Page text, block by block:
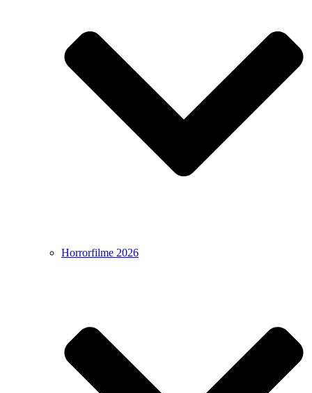
Horrorfilme 2026